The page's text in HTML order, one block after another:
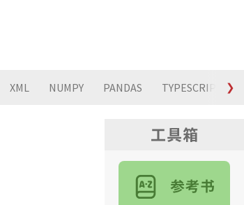
XML NUMPY PANDAS TYPESCRIPT ❯